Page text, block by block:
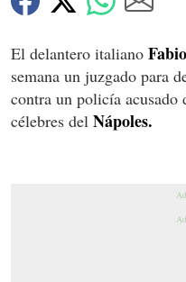
El delantero italiano
semana un juzgado para
contra un policía acusado
célebres del Nápoles.